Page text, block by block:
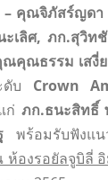
– คุณจิภัสร์ญดา
เลิศ, ภก.สุวิท
คุณธรรม เสงี่
ดับ Crown
ก่ ภก.ธนะสิทธิ์
พร้อมรับฟังแน
ห้องรอยัลจูบิลี่